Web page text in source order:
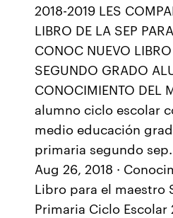
2018-2019 LES
LIBRO DE LA SEP
CONOC NUEVO
SEGUNDO GRADO
CONOCIMIENTO DEL
alumno ciclo escolar
medio educación
primaria segundo
Aug 26, 2018 ·
Libro para el maestro
Primaria Ciclo Escolar